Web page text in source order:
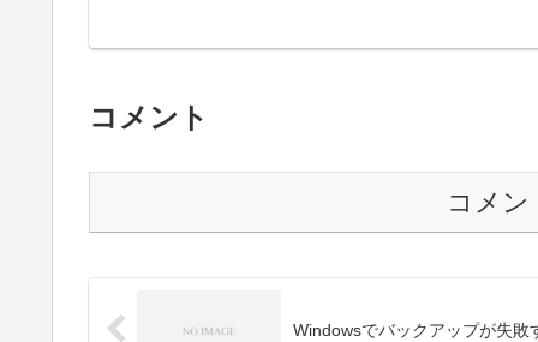
コメント
コメン
Windowsでバックアップが失敗